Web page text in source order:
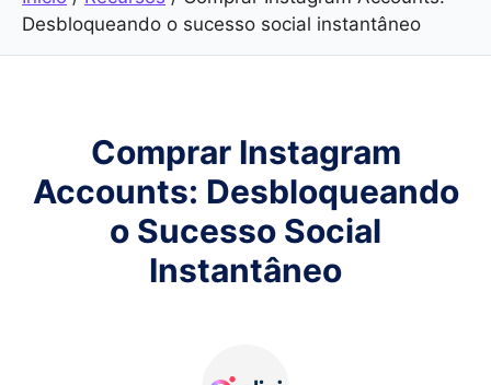
Desbloqueando o sucesso social instantâneo
Comprar Instagram
Accounts: Desbloqueando
o Sucesso Social
Instantâneo